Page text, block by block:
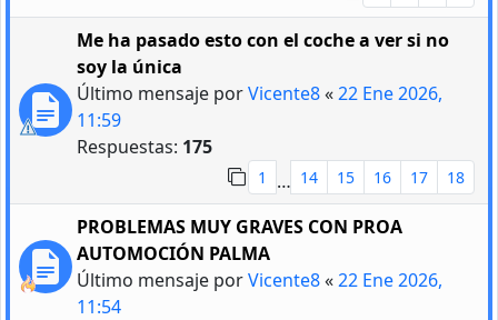
Me ha pasado esto con el coche a ver si no
soy la única
Último mensaje porVicente8«22 Ene 2026,
11:59
Respuestas: 175
1 … 14 15 16 17 18
PROBLEMAS MUY GRAVES CON PROA
AUTOMOCIÓN PALMA
Último mensaje porVicente8«22 Ene 2026,
11:54